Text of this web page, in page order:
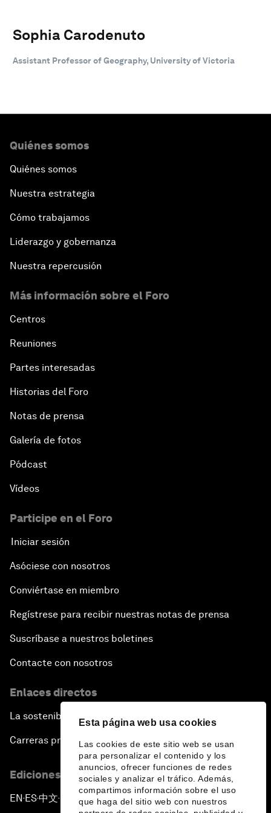
Esta página web usa cookies
Las cookies de este sitio web se usan
para personalizar el contenido y los
anuncios, ofrecer funciones de redes
sociales y analizar el tráfico. Además,
compartimos información sobre el uso
que haga del sitio web con nuestros
Sophia Carodenuto
Assistant Professor of Geography, University of Victoria
Quiénes somos
Quiénes somos
Nuestra estrategia
Cómo trabajamos
Liderazgo y gobernanza
Nuestra repercusión
Más información sobre el Foro
Centros
Reuniones
Partes interesadas
Historias del Foro
Notas de prensa
Galería de fotos
Pódcast
Vídeos
Participe en el Foro
Iniciar sesión
Asóciese con nosotros
Conviértase en miembro
Regístrese para recibir nuestras notas de prensa
Suscríbase a nuestros boletines
Contacte con nosotros
Enlaces directos
La sostenibilidad en el Foro
Carreras profesionales
Ediciones en otros idiomas
EN ▪ES▪中文▪ 日本語